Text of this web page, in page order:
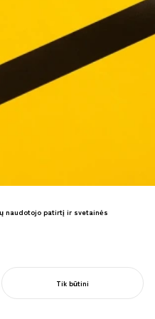
Grindų lipdukai, skleidžiantys ikoniškas
socialiniuose tinkluose, skatindami
sėkmingą parduotuvės pristatymą.
naudotojo patirtį ir svetainės
Tik būtini